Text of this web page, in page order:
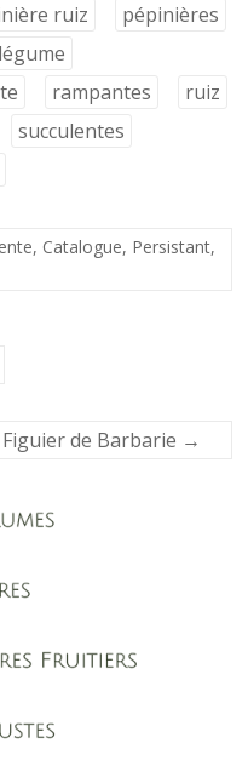
ruiz
pépinières
rampantes
ruiz
succulentes
, Catalogue, Persistant,
de Barbarie →